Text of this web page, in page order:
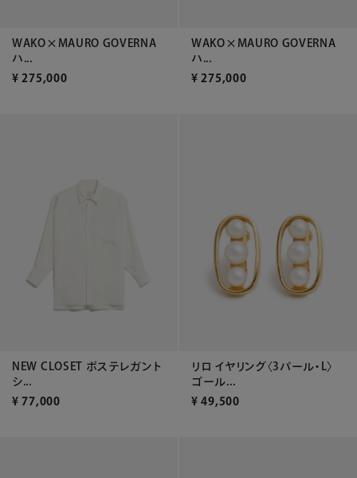
WAKO×MAURO GOVERNA
ハ...
¥ 275,000
WAKO×MAURO GOVERNA
ハ...
¥ 275,000
NEW CLOSET ポステレガント
シ...
¥ 77,000
リロ イヤリング〈3パール・L〉
ゴール...
¥ 49,500